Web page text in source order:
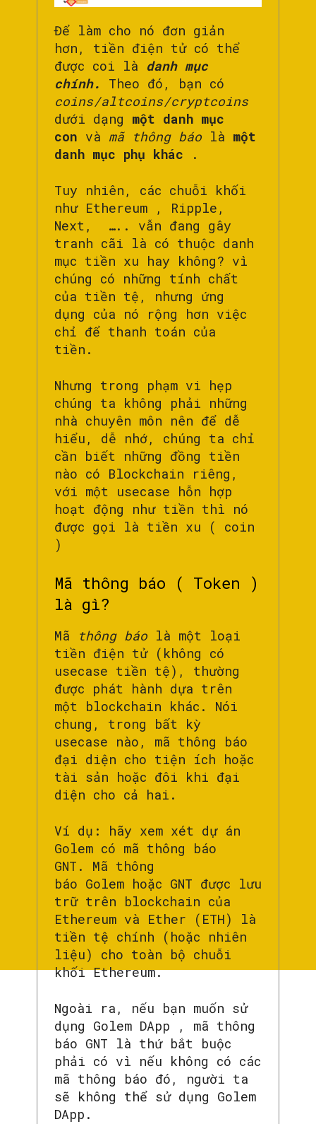
Để làm cho nó đơn giản
hơn, tiền điện tử có thể
được coi là danh mục
chính. Theo đó, bạn có
coins/altcoins/cryptcoins
dưới dạng một danh mục
con và mã thông báo là một
danh mục phụ khác .
Tuy nhiên, các chuỗi khối
như Ethereum , Ripple,
Next, ….. vẫn đang gây
tranh cãi là có thuộc danh
mục tiền xu hay không? vì
chúng có những tính chất
của tiền tệ, nhưng ứng
dụng của nó rộng hơn việc
chỉ để thanh toán của
tiền.
Nhưng trong phạm vi hẹp
chúng ta không phải những
nhà chuyên môn nên để dễ
hiểu, dễ nhớ, chúng ta chỉ
cần biết những đồng tiền
nào có Blockchain riêng,
với một usecase hỗn hợp
hoạt động như tiền thì nó
được gọi là tiền xu ( coin
)
Mã thông báo ( Token )
là gì?
Mã thông báo là một loại
tiền điện tử (không có
usecase tiền tệ), thường
được phát hành dựa trên
một blockchain khác. Nói
chung, trong bất kỳ
usecase nào, mã thông báo
đại diện cho tiện ích hoặc
tài sản hoặc đôi khi đại
diện cho cả hai.
Ví dụ: hãy xem xét dự án
Golem có mã thông báo
GNT. Mã thông
báo Golem hoặc GNT được lưu
trữ trên blockchain của
Ethereum và Ether (ETH) là
tiền tệ chính (hoặc nhiên
liệu) cho toàn bộ chuỗi
khối Ethereum.
Ngoài ra, nếu bạn muốn sử
dụng Golem DApp , mã thông
báo GNT là thứ bắt buộc
phải có vì nếu không có các
mã thông báo đó, người ta
sẽ không thể sử dụng Golem
DApp.